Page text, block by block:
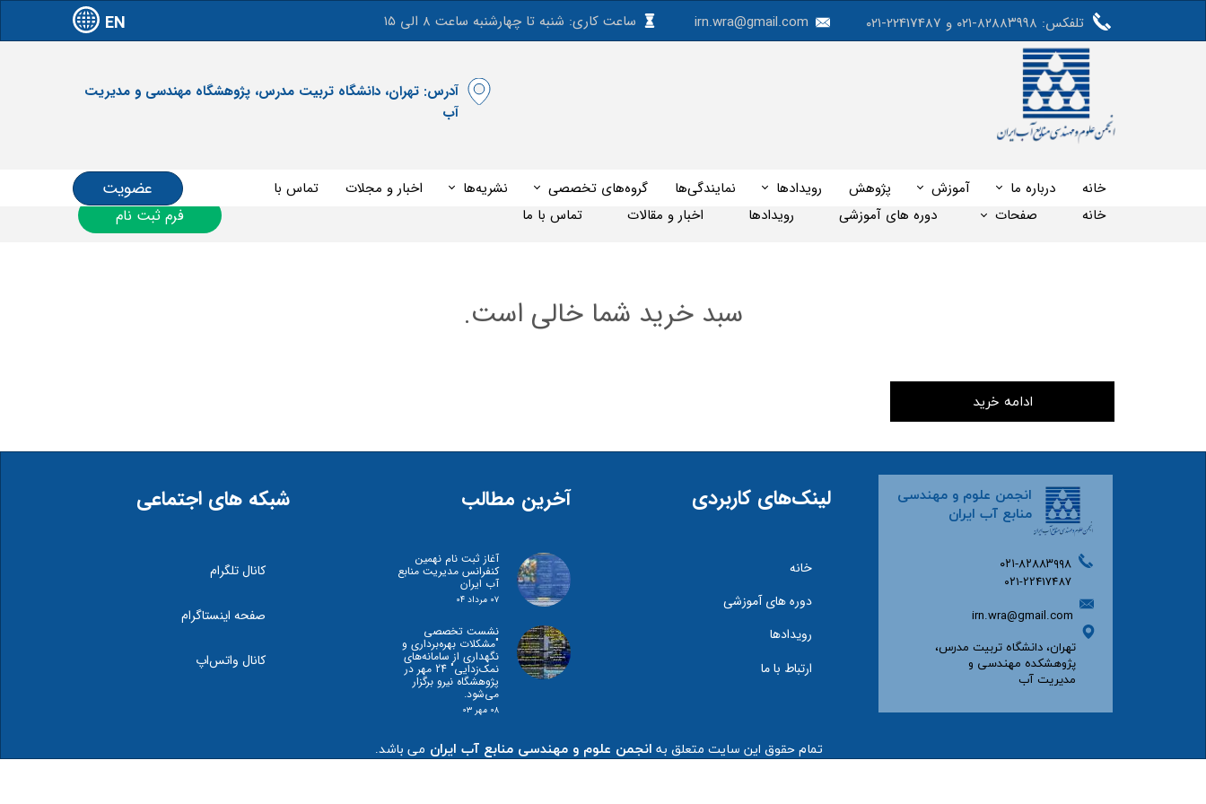
irn.wra@gmail.com تلفکس: ۸۲۸۸۳۹۹۸-۰۲۱ و 22417487-۰۲۱ ساعت کاری: شنبه تا چهارشنبه ساعت ۸ الی ۱۵ EN
عضویت
آب
خانه درباره ما آموزش پژوهش رویدادها نمایندگی‌ها گروه‌های تخصصی نشریه‌ها اخبار و مجلات تماس با ما
فرم ثبت نام خانه صفحات دوره های آموزشی رویدادها اخبار و مقالات تماس با ما
سبد خرید شما خالی است.
ادامه خرید
انجمن علوم و مهندسی
منابع آب ایران
۰۲۱-۸۲۸۸۳۹۹۸
۰۲۱-22417487
irn.wra@gmail.com
تهران، دانشگاه تربیت مدرس،
پژوهشکده مهندسی و
مدیریت آب​​​​​​​
لینک‌های کاربردی
خانه
دوره های آموزشی
رویدادها
ارتباط با ما
آخرین مطالب
آغاز ثبت نام نهمین
کنفرانس مدیریت منابع
آب ایران
۰۷ مرداد ۰۴
نشست تخصصی
"مشكلات بهره‌برداری و
نگهداری از سامانه‌های
نمک‌زدايی" 24 مهر در
پژوهشگاه نیرو برگزار
می‌شود.
۰۸ مهر ۰۳
شبکه های اجتماعی
کانال تلگرام
صفحه اینستاگرام
کانال واتس‌اپ
تمام حقوق این سایت متعلق به انجمن علوم و مهندسی منابع آب ایران می باشد.